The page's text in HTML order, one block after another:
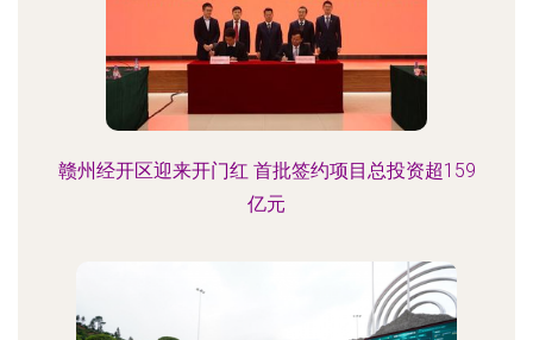
赣州经开区迎来开门红 首批签约项目总投资超159
亿元